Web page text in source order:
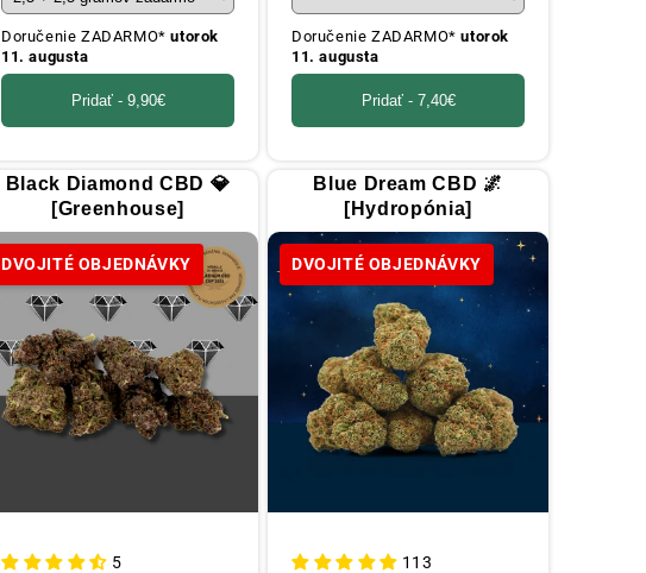
Doručenie ZADARMO*utorok
11. augusta
Pridať - 9,90€
Doručenie ZADARMO*utorok
11. augusta
Pridať - 7,40€
Black Diamond CBD 💎
[Greenhouse]
DVOJITÉ OBJEDNÁVKY
5
Blue Dream CBD 🌌
[Hydropónia]
DVOJITÉ OBJEDNÁVKY
113